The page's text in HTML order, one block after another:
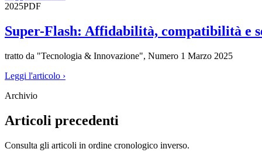
2025PDF
Super-Flash: Affidabilità, compatibilità e
tratto da "Tecnologia & Innovazione", Numero 1 Marzo 2025
Leggi l'articolo ›
Archivio
Articoli precedenti
Consulta gli articoli in ordine cronologico inverso.